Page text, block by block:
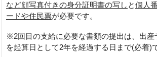
など顔写真付きの身分証明書の写し と個人
ードや住民票が必要です。
※2回目の支給に必要な書類の提出は、出産
を起算日として2年を経過する日まで(必着)